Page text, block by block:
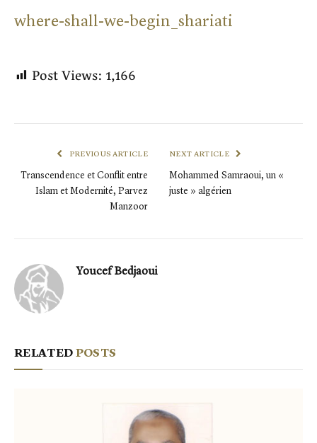
where-shall-we-begin_shariati
Post Views:1,166
PREVIOUS ARTICLE
Transcendence et Conflit entre
Islam et Modernité, Parvez
Manzoor
NEXT ARTICLE
Mohammed Samraoui, un «
juste » algérien
Youcef Bedjaoui
RELATEDPOSTS